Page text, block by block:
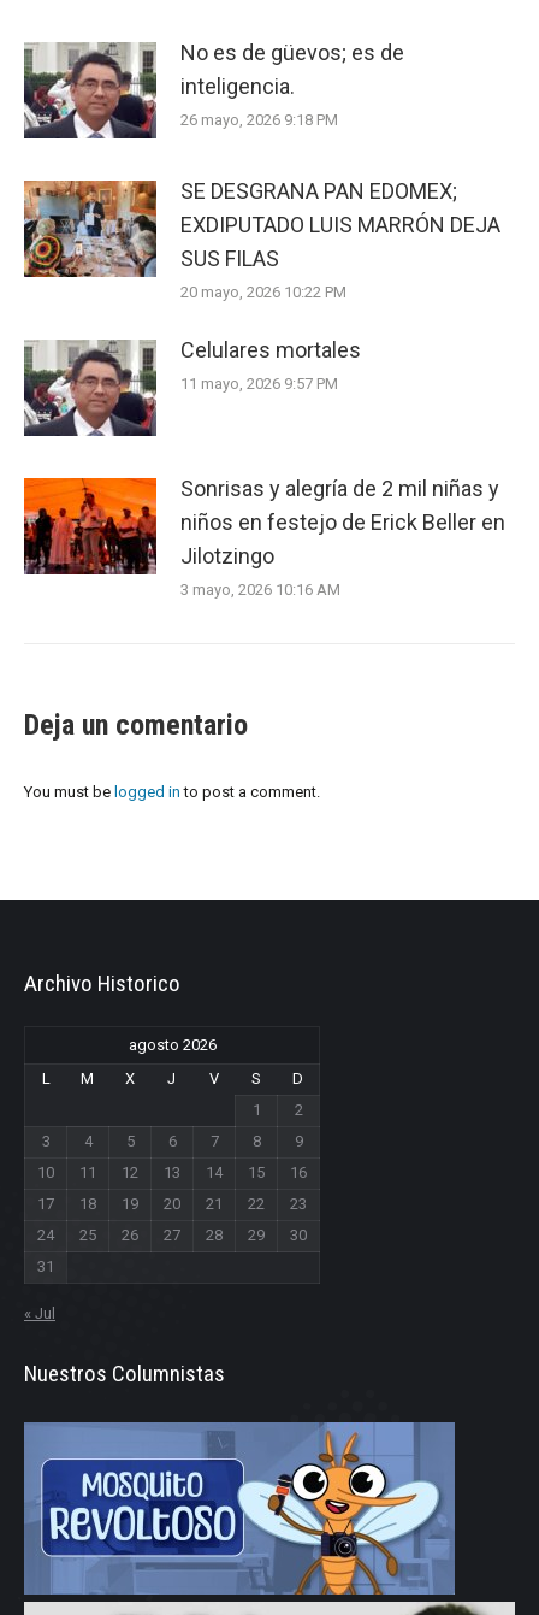
No es de güevos; es de
inteligencia.
26 mayo, 2026 9:18 PM
SE DESGRANA PAN EDOMEX;
EXDIPUTADO LUIS MARRÓN DEJA
SUS FILAS
20 mayo, 2026 10:22 PM
Celulares mortales
11 mayo, 2026 9:57 PM
Sonrisas y alegría de 2 mil niñas y
niños en festejo de Erick Beller en
Jilotzingo
3 mayo, 2026 10:16 AM
Deja un comentario
You must be logged in to post a comment.
Archivo Historico
agosto 2026
L
M X J V S
D
1
2
3
4 5 6 7 8
9
10
11 12 13 14 15
16
17
18 19 20 21 22
23
24
25 26 27 28 29
30
31
« Jul
Nuestros Columnistas